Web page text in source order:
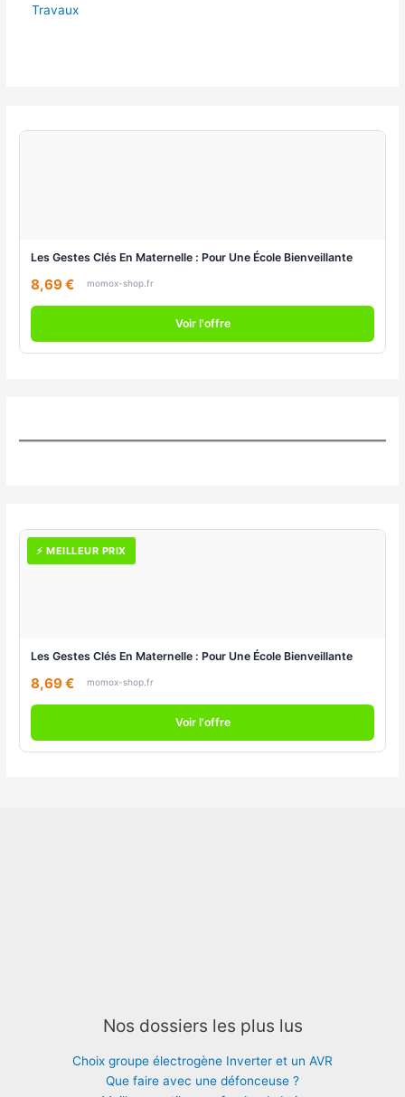
Travaux
Les Gestes Clés En Maternelle : Pour Une École Bienveillante
8,69 € momox-shop.fr
Voir l'offre
⚡ MEILLEUR PRIX
Les Gestes Clés En Maternelle : Pour Une École Bienveillante
8,69 € momox-shop.fr
Voir l'offre
Nos dossiers les plus lus
Choix groupe électrogène Inverter et un AVR
Que faire avec une défonceuse ?